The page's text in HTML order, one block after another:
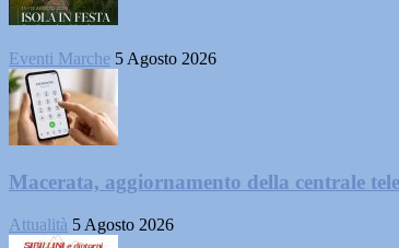
Eventi Marche 5 Agosto 2026
Macerata, aggiornamento della centrale
Attualità 5 Agosto 2026